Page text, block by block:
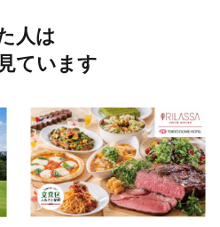
県 小牧市 送料無料
人は
ています